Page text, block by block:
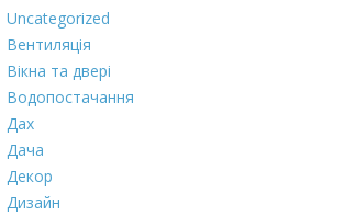
Uncategorized
Вентиляція
Вікна та двері
Водопостачання
Дах
Дача
Декор
Дизайн